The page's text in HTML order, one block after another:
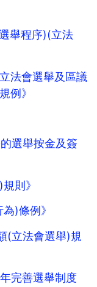
舉程序)(立法
法會選舉及區議
例》
選舉按金及簽
則》
)條例》
(立法會選舉)規
完善選舉制度